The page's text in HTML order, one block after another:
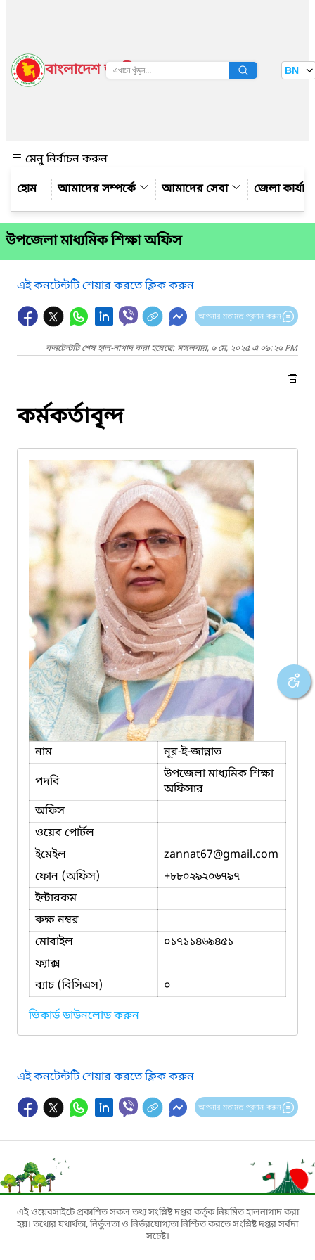
বাংলাদেশ জাতীয় তথ্য বাতায়ন BN
মেনু নির্বাচন করুন
আমাদের সম্পর্কে
আমাদের সেবা জেলা
উপজেলা মাধ্যমিক শিক্ষা অফিস
এই কনটেন্টটি শেয়ার করতে ক্লিক করুন
আপনার মতামত প্রদান করুন
কনটেন্টটি শেষ হাল-নাগাদ করা হয়েছে: মঙ্গলবার, ৬ মে, ২০২৫ এ ০৯:২৬ PM
কর্মকর্তাবৃন্দ
নাম
নূর-ই-জান্নাত
পদবি
উপজেলা মাধ্যমিক শিক্ষা
অফিসার
অফিস
ওয়েব পোর্টল
ইমেইল
zannat67@gmail.com
ফোন (অফিস)
+৮৮০২৯২০৬৭৯৭
ইন্টারকম
কক্ষ নম্বর
মোবাইল
০১৭১১৪৬৯৪৫১
ফ্যাক্স
ব্যাচ (বিসিএস)
০
ভিকার্ড ডাউনলোড করুন
এই কনটেন্টটি শেয়ার করতে ক্লিক করুন
আপনার মতামত প্রদান করুন
এই ওয়েবসাইটে প্রকাশিত সকল তথ্য সংশ্লিষ্ট দপ্তর কর্তৃক নিয়মিত হালনাগাদ করা
হয়। তথ্যের যথার্থতা, নির্ভুলতা ও নির্ভরযোগ্যতা নিশ্চিত করতে সংশ্লিষ্ট দপ্তর সর্বদা
সচেষ্ট।